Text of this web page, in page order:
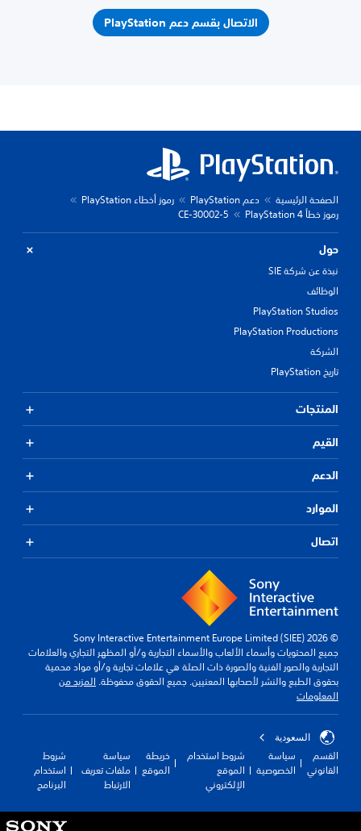
الاتصال بقسم دعم PlayStation
الصفحة الرئيسية دعم PlayStation
رموز أخطاء PlayStation
رموز خطأ PlayStation 4
CE-30002-5
حول
نبذة عن شركة SIE
الوظائف
PlayStation Studios
PlayStation Productions
الشركة
تاريخ PlayStation
المنتجات
القيم
الدعم
الموارد
اتصال
© 2026 Sony Interactive Entertainment Europe Limited (SIEE)
جميع المحتويات وأسماء الألعاب والأسماء التجارية و/أو المظهر التجاري والعلامات
التجارية والصور الفنية والصورة ذات الصلة هي علامات تجارية و/أو مواد محمية
بحقوق الطبع والنشر لأصحابها المعنيين. جميع الحقوق محفوظة. المزيد من
المعلومات
السعودية
القسم
القانوني
سياسة
الخصوصية
شروط استخدام
الموقع
الإلكتروني
خريطة
الموقع
سياسة
ملفات تعريف
الارتباط
شروط
استخدام
البرنامج